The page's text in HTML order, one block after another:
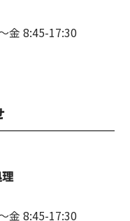
金 8:45-17:30
金 8:45-17:30